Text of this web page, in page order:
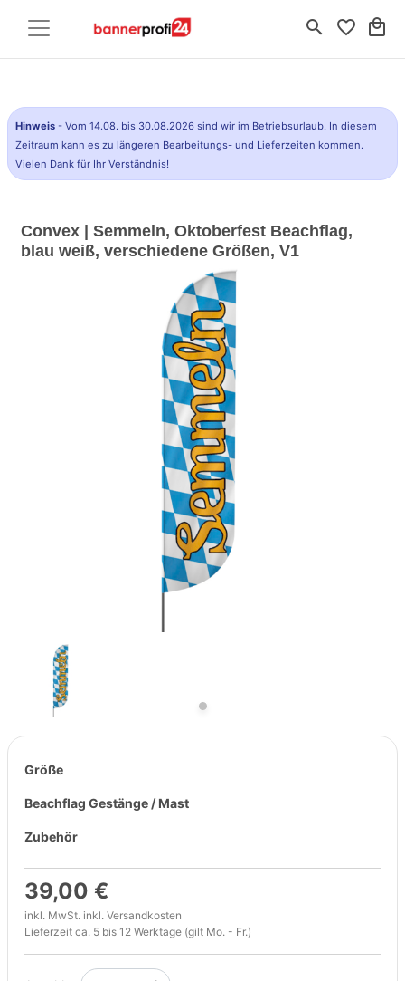
search favorite_border local_mall
Hinweis - Vom 14.08. bis 30.08.2026 sind wir im Betriebsurlaub. In diesem
Zeitraum kann es zu längeren Bearbeitungs- und Lieferzeiten kommen.
Vielen Dank für Ihr Verständnis!
Convex | Semmeln, Oktoberfest Beachflag,
blau weiß, verschiedene Größen, V1
Größe
Beachflag Gestänge / Mast
Zubehör
39,00 €
inkl. MwSt. inkl. Versandkosten
Lieferzeit ca. 5 bis 12 Werktage (gilt Mo. - Fr.)